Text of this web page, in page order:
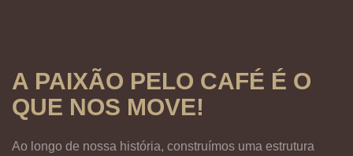
A PAIXÃO PELO CAFÉ É O
QUE NOS MOVE!
Ao longo de nossa história, construímos uma estrutura